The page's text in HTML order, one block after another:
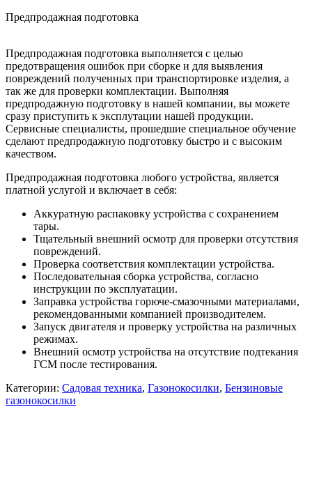
Предпродажная подготовка
Предпродажная подготовка выполняется с целью
предотвращения ошибок при сборке и для выявления
повреждений полученных при транспортировке изделия, а
так же для проверки комплектации. Выполняя
предпродажную подготовку в нашей компании, вы можете
сразу приступить к эксплутации нашей продукции.
Сервисные специалисты, прошедшие специальное обучение
сделают предпродажную подготовку быстро и с высоким
качеством.
Предпродажная подготовка любого устройства, является
платной услугой и включает в себя:
Аккуратную распаковку устройства с сохранением
тары.
Тщательный внешний осмотр для проверки отсутствия
повреждений.
Проверка соответствия комплектации устройства.
Последовательная сборка устройства, согласно
инструкции по эксплуатации.
Заправка устройства горюче-смазочными материалами,
рекомендованными компанией производителем.
Запуск двигателя и проверку устройства на различных
режимах.
Внешний осмотр устройства на отсутствие подтекания
ГСМ после тестирования.
Категории: Садовая техника, Газонокосилки, Бензиновые
газонокосилки